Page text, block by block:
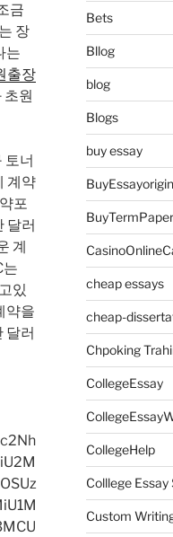
금
장
는
출장
초원
너
계약
포
달러
계
는
있
약을
달러
Bets
Bllog
blog
Blogs
buy essay
BuyTermPaper
cheap essays
cheap-
Chpoking
CollegeEssay
CollegeHelp
Colllege Essay
Custom